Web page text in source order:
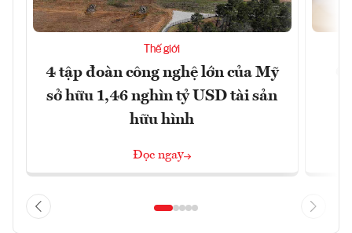
Thế giới
4 tập đoàn công nghệ lớn của Mỹ
sở hữu 1,46 nghìn tỷ USD tài sản
hữu hình
Đọc ngay